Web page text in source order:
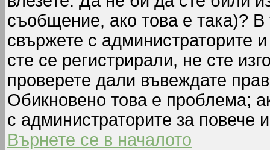
съобщение, ако това е така)?
свържете с администраторите
сте се регистрирали, не сте
проверете дали въвеждате
Обикновено това е проблема;
с администраторите за повече
Върнете се в началото